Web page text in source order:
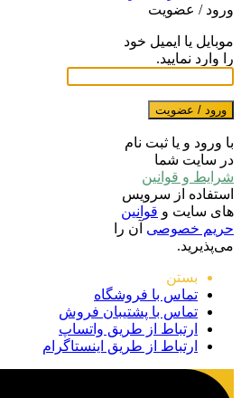
ورود / عضویت
موبایل یا ایمیل خود
را وارد نمایید.
ورود / عضویت
با ورود و یا ثبت نام
در سایت شما
شرایط و قوانین
استفاده از سرویس
های سایت و قوانین
حریم خصوصی آن را
می‌پذیرید.
بستن
تماس با فروشگاه
تماس با پشتیبان فروش
ارتباط از طریق واتساپ
ارتباط از طریق اینستاگرام